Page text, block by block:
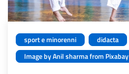
sport e minorenni
didacta
Image by Anil sharma from Pixabay